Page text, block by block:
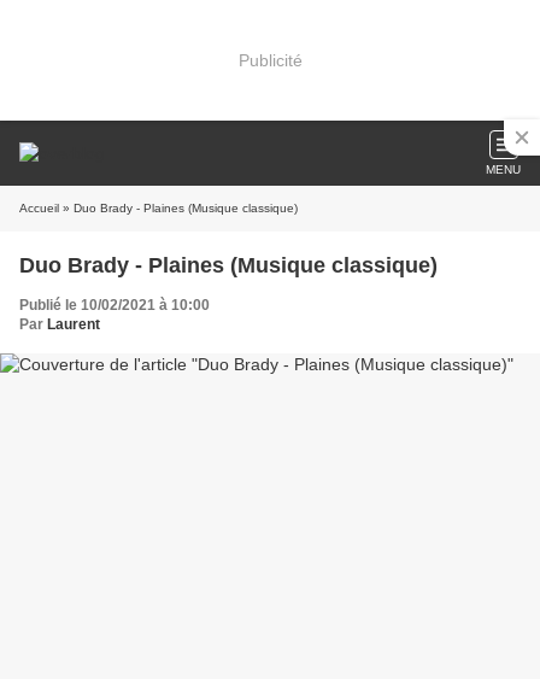
Publicité
MENU
Accueil » Duo Brady - Plaines (Musique classique)
Duo Brady - Plaines (Musique classique)
Publié le 10/02/2021 à 10:00
Par Laurent